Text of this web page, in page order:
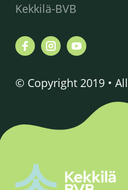
Kekkilä-BVB
© Copyright 2019 •